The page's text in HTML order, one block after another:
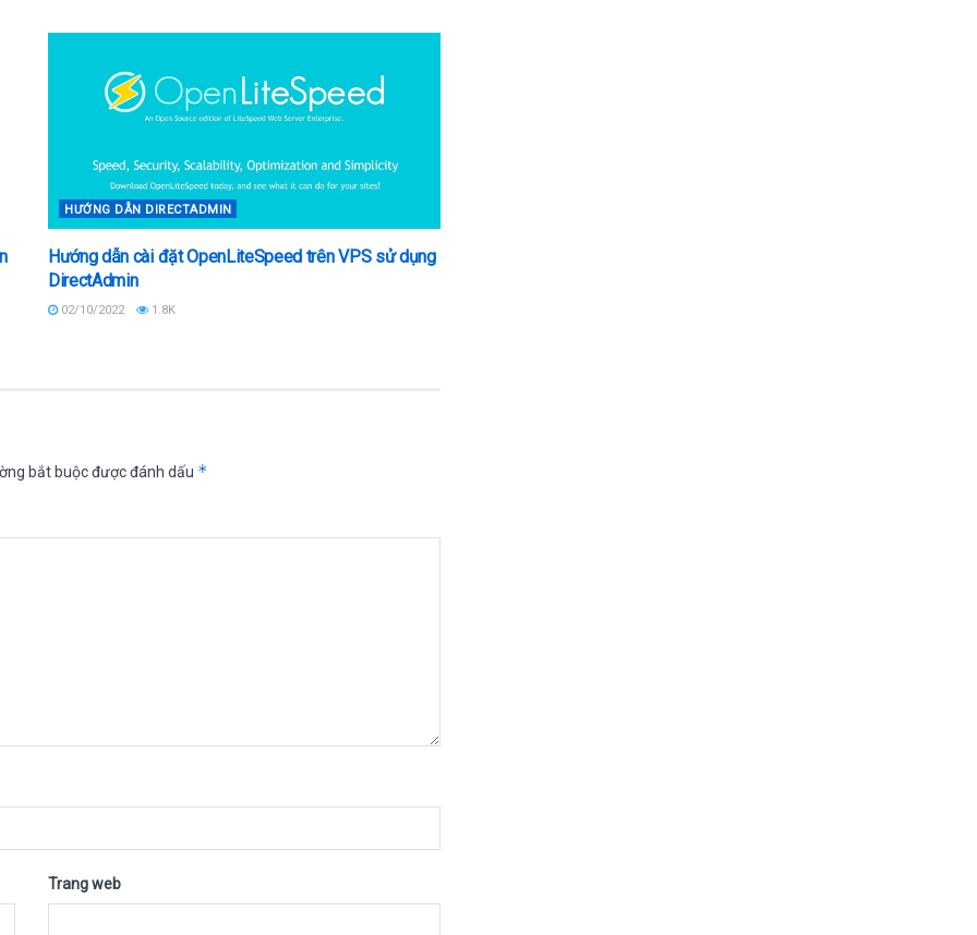
HƯỚNG DẪN DIRECTADMIN
Hướng dẫn cài đặt OpenLiteSpeed trên VPS sử dụng
DirectAdmin
02/10/2022 1.8K
bắt buộc được đánh dấu *
Trang web